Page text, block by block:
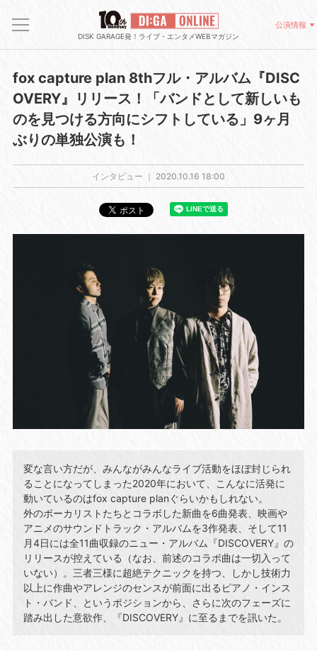
DISK GARAGE発！ライブ・エンタメWEBマガジン
公演情報
fox capture plan 8thフル・アルバム『DISC
OVERY』リリース！「バンドとして新しいも
のを見つける方向にシフトしている」9ヶ月
ぶりの単独公演も！
インタビュー ｜ 2020.10.16 18:00
変な言い方だが、みんながみんなライブ活動をほぼ封じられ
ることになってしまった2020年において、こんなに活発に
動いているのはfox capture planぐらいかもしれない。
外のボーカリストたちとコラボした新曲を6曲発表、映画や
アニメのサウンドトラック・アルバムを3作発表、そして11
月4日には全11曲収録のニュー・アルバム『DISCOVERY』の
リリースが控えている（なお、前述のコラボ曲は一切入って
いない）。三者三様に超絶テクニックを持つ、しかし技術力
以上に作曲やアレンジのセンスが前面に出るピアノ・インス
ト・バンド、というポジションから、さらに次のフェーズに
踏み出した意欲作、『DISCOVERY』に至るまでを訊いた。